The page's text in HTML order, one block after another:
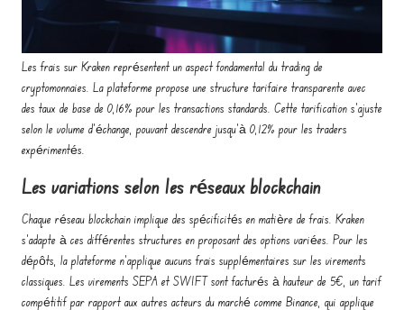
Les frais sur Kraken représentent un aspect fondamental du trading de
cryptomonnaies. La plateforme propose une structure tarifaire transparente avec
des taux de base de 0,16% pour les transactions standards. Cette tarification s'ajuste
selon le volume d'échange, pouvant descendre jusqu'à 0,12% pour les traders
expérimentés.
Les variations selon les réseaux blockchain
Chaque réseau blockchain implique des spécificités en matière de frais. Kraken
s'adapte à ces différentes structures en proposant des options variées. Pour les
dépôts, la plateforme n'applique aucuns frais supplémentaires sur les virements
classiques. Les virements SEPA et SWIFT sont facturés à hauteur de 5€, un tarif
compétitif par rapport aux autres acteurs du marché comme Binance, qui applique